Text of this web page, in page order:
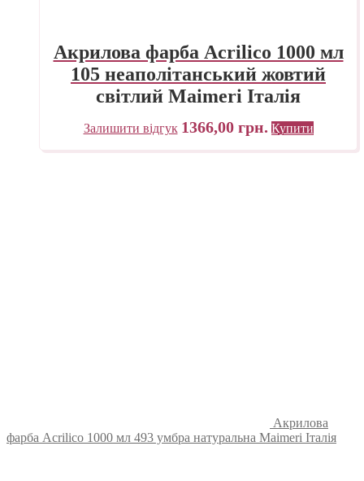
Акрилова фарба Acrilico 1000 мл
105 неаполітанський жовтий
світлий Maimeri Італія
Залишити відгук 1366,00 грн. Купити
Акрилова
фарба Acrilico 1000 мл 493 умбра натуральна Maimeri Італія